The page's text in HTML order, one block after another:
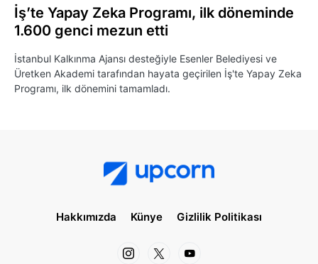
İş’te Yapay Zeka Programı, ilk döneminde
1.600 genci mezun etti
İstanbul Kalkınma Ajansı desteğiyle Esenler Belediyesi ve
Üretken Akademi tarafından hayata geçirilen İş'te Yapay Zeka
Programı, ilk dönemini tamamladı.
Hakkımızda Künye Gizlilik Politikası